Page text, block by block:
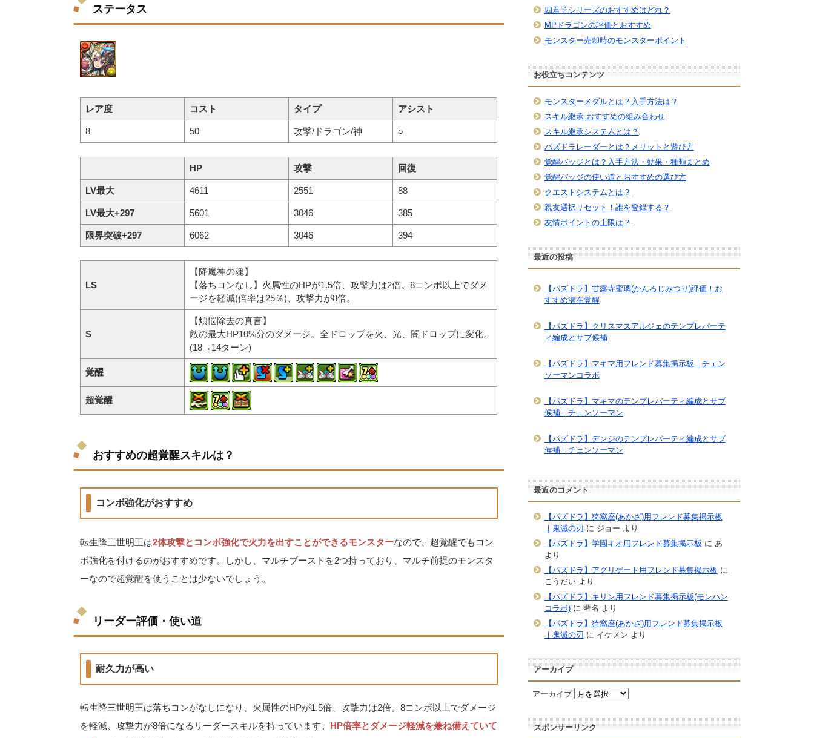
ステータス
レア度 コスト タイプ アシスト
8 50 攻撃/ドラゴン/神 ○
HP 攻撃 回復
LV最大 4611 2551 88
LV最大+297 5601 3046 385
限界突破+297 6062 3046 394
LS
【降魔神の魂】
【落ちコンなし】火属性のHPが1.5倍、攻撃力は2倍。8コンボ以上でダメ
ージを軽減(倍率は25％)、攻撃力が8倍。
S
【煩悩除去の真言】
敵の最大HP10%分のダメージ。全ドロップを火、光、闇ドロップに変化。
(18→14ターン)
覚醒
超覚醒
おすすめの超覚醒スキルは？
コンボ強化がおすすめ
転生降三世明王は2体攻撃とコンボ強化で火力を出すことができるモンスターなので、超覚醒でもコン
ボ強化を付けるのがおすすめです。しかし、マルチブーストを2つ持っており、マルチ前提のモンスタ
ーなので超覚醒を使うことは少ないでしょう。
リーダー評価・使い道
耐久力が高い
転生降三世明王は落ちコンがなしになり、火属性のHPが1.5倍、攻撃力は2倍。8コンボ以上でダメージ
を軽減、攻撃力が8倍になるリーダースキルを持っています。 HP倍率とダメージ軽減を兼ね備えていて
四君子シリーズのおすすめはどれ？
MPドラゴンの評価とおすすめ
モンスター売却時のモンスターポイント
お役立ちコンテンツ
モンスターメダルとは？入手方法は？
スキル継承 おすすめの組み合わせ
スキル継承システムとは？
パズドラレーダーとは？メリットと遊び方
覚醒バッジとは？入手方法・効果・種類まとめ
覚醒バッジの使い道とおすすめの選び方
クエストシステムとは？
親友選択リセット！誰を登録する？
友情ポイントの上限は？
最近の投稿
【パズドラ】甘露寺蜜璃(かんろじみつり)評価！お
すすめ潜在覚醒
【パズドラ】クリスマスアルジェのテンプレパーテ
ィ編成とサブ候補
【パズドラ】マキマ用フレンド募集掲示板｜チェン
ソーマンコラボ
【パズドラ】マキマのテンプレパーティ編成とサブ
候補｜チェンソーマン
【パズドラ】デンジのテンプレパーティ編成とサブ
候補｜チェンソーマン
最近のコメント
【パズドラ】猗窩座(あかざ)用フレンド募集掲示板
｜鬼滅の刃 に ジョー より
【パズドラ】学園キオ用フレンド募集掲示板 に あ
より
【パズドラ】アグリゲート用フレンド募集掲示板 に
こうだいより
【パズドラ】キリン用フレンド募集掲示板(モンハン
コラボ)に 匿名 より
【パズドラ】猗窩座(あかざ)用フレンド募集掲示板
｜鬼滅の刃 に イケメン より
アーカイブ
アーカイブ
スポンサーリンク